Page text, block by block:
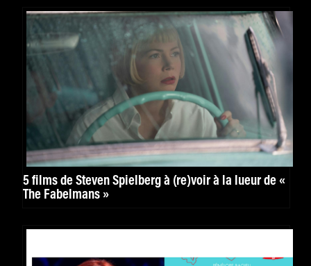
5 films de Steven Spielberg à (re)voir à la lueur de «
The Fabelmans »